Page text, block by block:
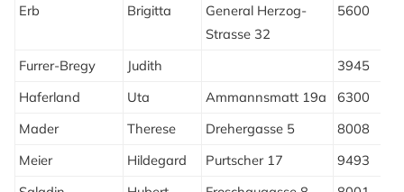
Erb
Brigitta
General Herzog-
Strasse 32
5600
Furrer-Bregy Judith 3945
Haferland
Uta Ammannsmatt 19a 6300
Mader
Therese Drehergasse 5 8008
Meier
Hildegard Purtscher 17 9493